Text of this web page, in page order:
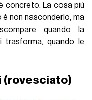
concreto. La cosa più
non nasconderlo, ma
quando la
trasforma, quando le
(rovesciato)